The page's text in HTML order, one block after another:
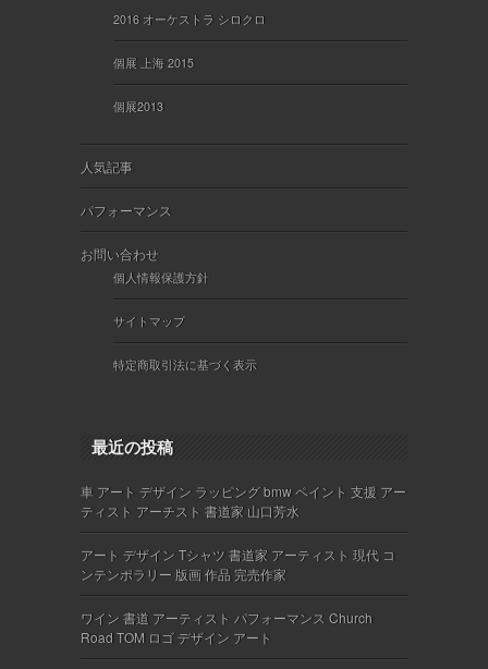
2016 オーケストラ シロクロ
個展 上海 2015
個展2013
人気記事
パフォーマンス
お問い合わせ
個人情報保護方針
サイトマップ
特定商取引法に基づく表示
最近の投稿
車 アート デザイン ラッピング bmw ペイント 支援 アー
ティスト アーチスト 書道家 山口芳水
アート デザイン Tシャツ 書道家 アーティスト 現代 コ
ンテンポラリー 版画 作品 完売作家
ワイン 書道 アーティスト パフォーマンス Church
Road TOM ロゴ デザイン アート